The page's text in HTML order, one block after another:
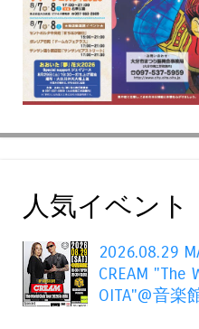
人気イベント
2026.08.29
CREAM "The
OITA"@音楽